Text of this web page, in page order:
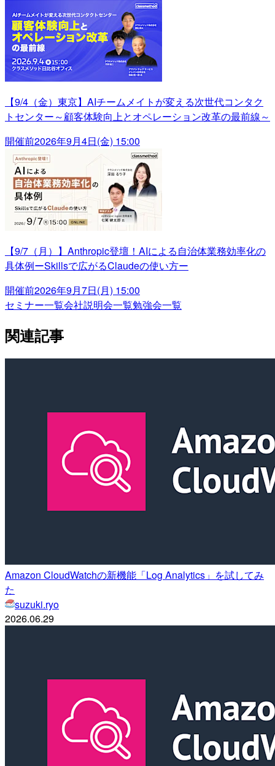
【9/4（金）東京】AIチームメイトが変える次世代コンタク
トセンター～顧客体験向上とオペレーション改革の最前線～
開催前2026年9月4日(金) 15:00
【9/7（月）】Anthropic登壇！AIによる自治体業務効率化の
具体例ーSkillsで広がるClaudeの使い方ー
開催前2026年9月7日(月) 15:00
セミナー一覧会社説明会一覧勉強会一覧
関連記事
Amazon CloudWatchの新機能「Log Analytics」を試してみ
た
suzuki.ryo
2026.06.29